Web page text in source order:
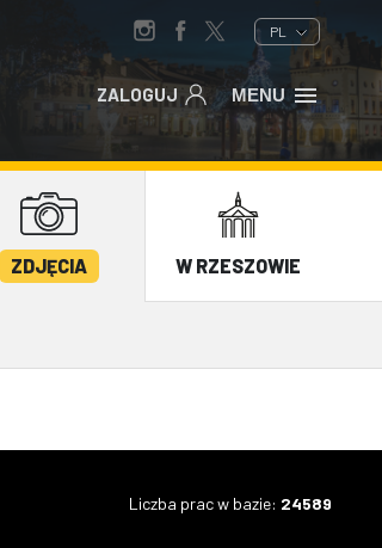
PL
ZALOGUJ MENU
ZDJĘCIA W RZESZOWIE
Liczba prac w bazie: 24589